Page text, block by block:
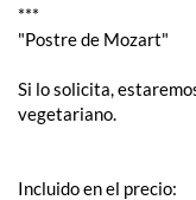
***
"Postre de Mozart"
Si lo solicita,
vegetariano.
Incluido en el precio: